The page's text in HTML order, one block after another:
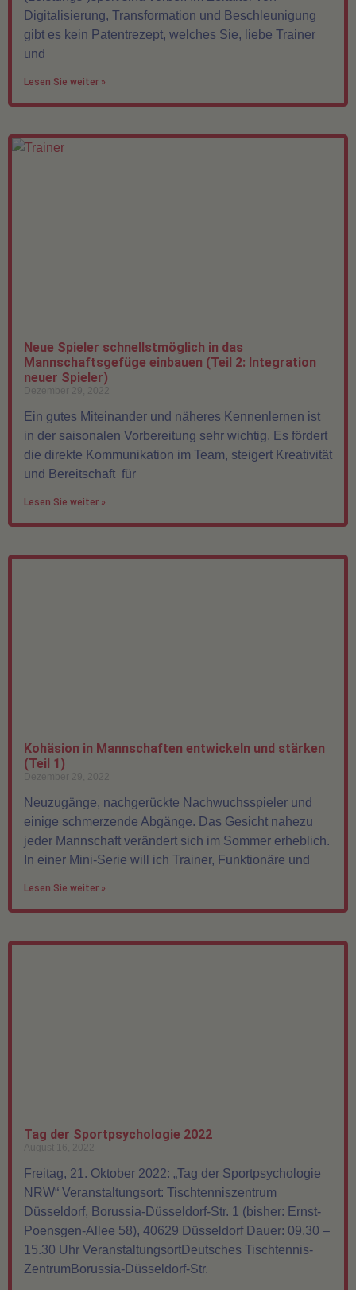
Digitalisierung, Transformation und Beschleunigung
gibt es kein Patentrezept, welches Sie, liebe Trainer
und
Lesen Sie weiter »
Neue Spieler schnellstmöglich in das
Mannschaftsgefüge einbauen (Teil 2: Integration
neuer Spieler)
Dezember 29, 2022
Ein gutes Miteinander und näheres Kennenlernen ist
in der saisonalen Vorbereitung sehr wichtig. Es fördert
die direkte Kommunikation im Team, steigert Kreativität
und Bereitschaft für
Lesen Sie weiter »
Kohäsion in Mannschaften entwickeln und stärken
(Teil 1)
Dezember 29, 2022
Neuzugänge, nachgerückte Nachwuchsspieler und
einige schmerzende Abgänge. Das Gesicht nahezu
jeder Mannschaft verändert sich im Sommer erheblich.
In einer Mini-Serie will ich Trainer, Funktionäre und
Lesen Sie weiter »
Tag der Sportpsychologie 2022
August 16, 2022
Freitag, 21. Oktober 2022: „Tag der Sportpsychologie
NRW“ Veranstaltungsort: Tischtenniszentrum
Düsseldorf, Borussia-Düsseldorf-Str. 1 (bisher: Ernst-
Poensgen-Allee 58), 40629 Düsseldorf Dauer: 09.30 –
15.30 Uhr VeranstaltungsortDeutsches Tischtennis-
ZentrumBorussia-Düsseldorf-Str.